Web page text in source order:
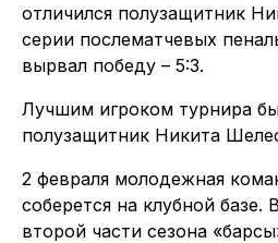
отличился полузащитник
серии послематчевых
вырвал победу – 5:3.
Лучшим игроком турнира
полузащитник Никита
2 февраля молодежная
соберется на клубной базе.
второй части сезона